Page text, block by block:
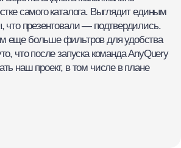
с подсказками
их в порядке
пользователь
для своего
при вводе «масло»
ему автоматически
«масло